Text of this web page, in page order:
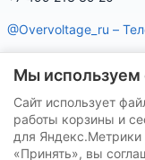
@Overvoltage_ru –
характеристики,
Нашу продукцию Вы
Мы используем
Сайт использует
работы корзины и
для
«Принять», вы